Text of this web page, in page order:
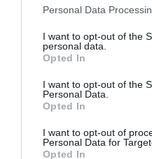
Please note that this
not limited to your visit or
grant or deny consent to
use your data for below
consent section.
Personal Data
I want to opt-out of the
personal data.
Opted In
I want to opt-out of the
Personal Data.
Opted In
I want to opt-out of
Personal Data for
Opted In
Λειτουργιών
νοημοσύνη θα
αντιμετωπίσει την
πολυπλοκότητα των
περιβαλλόντων
Αντί να